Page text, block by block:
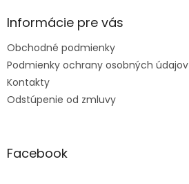
Informácie pre vás
Obchodné podmienky
Podmienky ochrany osobných údajov
Kontakty
Odstúpenie od zmluvy
Facebook